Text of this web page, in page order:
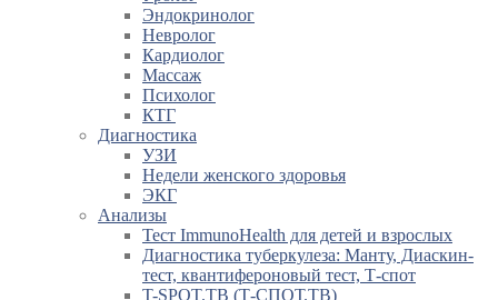
Эндокринолог
Невролог
Кардиолог
Массаж
Психолог
КТГ
Диагностика
УЗИ
Недели женского здоровья
ЭКГ
Анализы
Тест ImmunoHealth для детей и взрослых
Диагностика туберкулеза: Манту, Диаскин-
тест, квантифероновый тест, Т-спот
T-SPOT.TB (Т-СПОТ.ТВ)